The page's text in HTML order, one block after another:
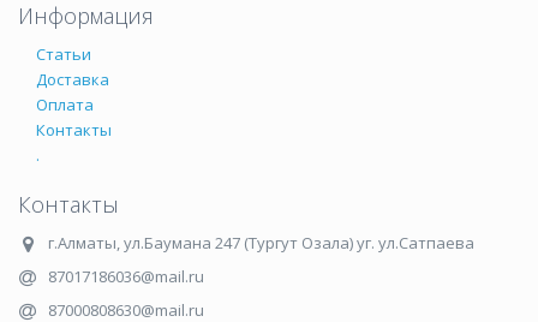
Информация
Статьи
Доставка
Оплата
Контакты
.
Контакты
г.Алматы,ул.Баумана 247 (Тургут Озала) уг. ул.Сатпаева
87017186036@mail.ru
87000808630@mail.ru